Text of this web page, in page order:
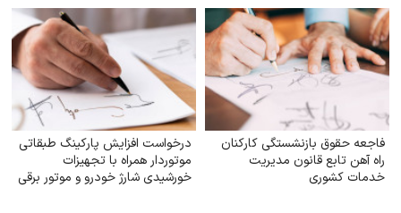
فاجعه حقوق بازنشستگی کارکنان
راه آهن تابع قانون مدیریت
خدمات کشوری
درخواست افزایش پارکینگ طبقاتی
موتوردار همراه با تجهیزات
خورشیدی شارژ خودرو و موتور برقی